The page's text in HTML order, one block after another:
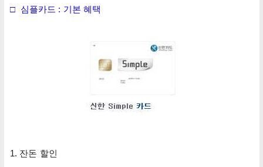
□ 심플카드 : 기본 혜택
1. 잔돈 할인